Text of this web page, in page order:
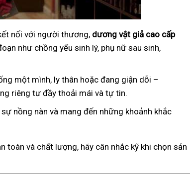
nối với người thương, dương vật giả cao cấp
như chồng yếu sinh lý, phụ nữ sau sinh,
một mình, ly thân hoặc đang giận dỗi –
riêng tư đầy thoải mái và tự tin.
nồng nàn và mang đến những khoảnh khắc
toàn và chất lượng, hãy cân nhắc kỹ khi chọn sản